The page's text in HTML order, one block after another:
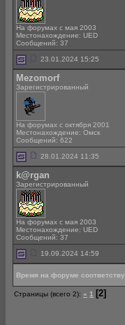
На форумах с мая 2003
Местонахождение: UED
Сообщений: 37
23.01.2024 15:25
Mezomorf
Зарегистрированный
На форумах с октября 2001
Местонахождение: Омск
Сообщений: 622
28.01.2024 11:35
k@rgan
Зарегистрированный
На форумах с мая 2003
Местонахождение: UED
Сообщений: 37
19.09.2024 14:59
Время на форуме
Страницы (всего 2): « 1 [2]